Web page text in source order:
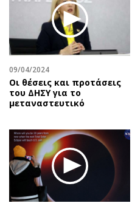
09/04/2024
Οι θέσεις και προτάσεις
του ΔΗΣΥ για το
μεταναστευτικό